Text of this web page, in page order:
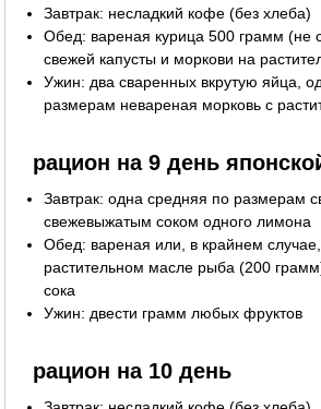
Завтрак: несладкий кофе (без хлеба)
Обед: вареная курица 500 грамм (не
свежей капусты и моркови на
Ужин: два сваренных вкрутую яйца,
размерам невареная морковь с
рацион на 9 день
Завтрак: одна средняя по размерам
свежевыжатым соком одного лимона
Обед: вареная или, в крайнем
растительном масле рыба (200
сока
Ужин: двести грамм любых фруктов
рацион на 10 день